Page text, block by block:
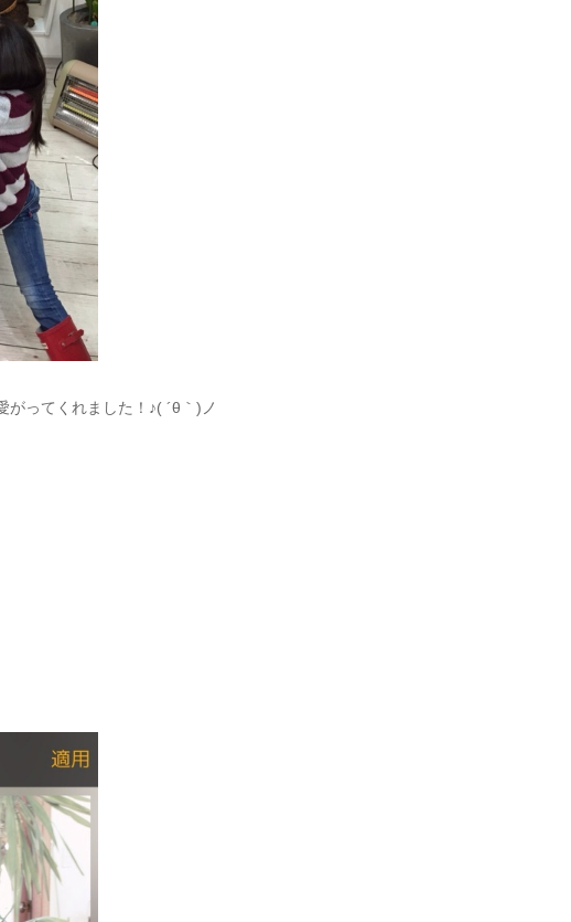
ってくれました！♪( ´θ｀)ノ